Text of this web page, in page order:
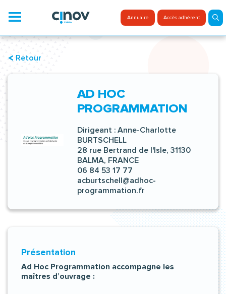
contenu
Menu Annuaire Accès adhérent
Retour
AD HOC
PROGRAMMATION
Dirigeant : Anne-Charlotte
BURTSCHELL
28 rue Bertrand de l'Isle, 31130
BALMA, FRANCE
06 84 53 17 77
acburtschell@adhoc-
programmation.fr
Présentation
Ad Hoc Programmation accompagne les
maîtres d’ouvrage :